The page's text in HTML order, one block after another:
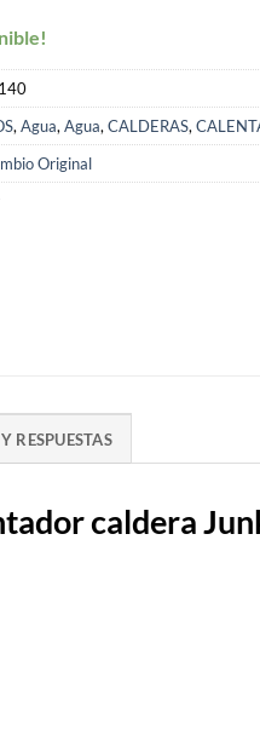
,Agua,Agua,CALDERAS,
Original
RESPUESTAS
caldera